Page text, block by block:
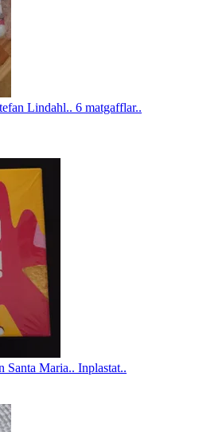
Lindahl.. 6 matgafflar..
Santa Maria.. Inplastat..